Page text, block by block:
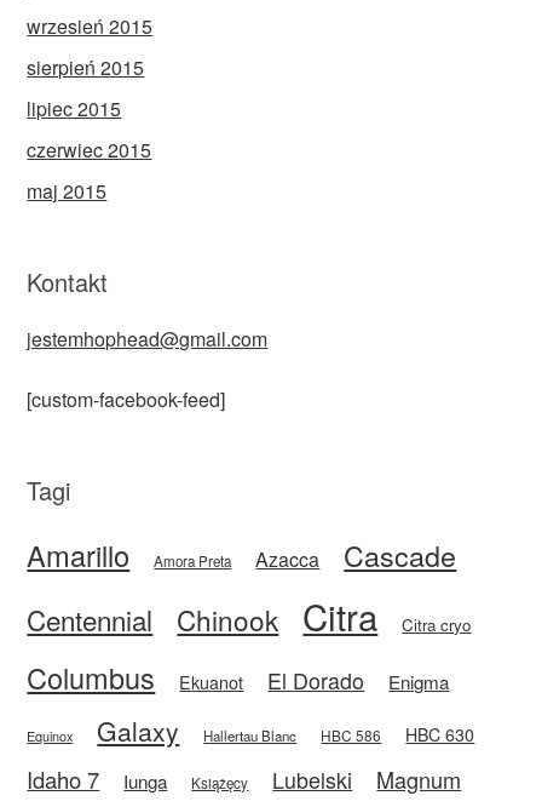
wrzesień 2015
sierpień 2015
lipiec 2015
czerwiec 2015
maj 2015
Kontakt
jestemhophead@gmail.com
[custom-facebook-feed]
Tagi
Amarillo Amora Preta Azacca Cascade
Centennial Chinook Citra Citra cryo
Columbus Ekuanot El Dorado Enigma
Equinox Galaxy Hallertau Blanc HBC 586 HBC 630
Idaho 7 Iunga Książęcy Lubelski
Magnum